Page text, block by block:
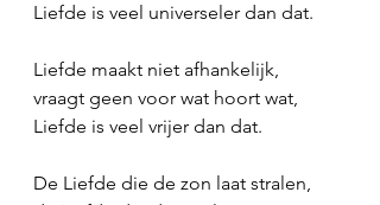
Liefde is veel universeler dan dat.
Liefde maakt niet afhankelijk,
vraagt geen voor wat hoort wat,
Liefde is veel vrijer dan dat.
De Liefde die de zon laat stralen,